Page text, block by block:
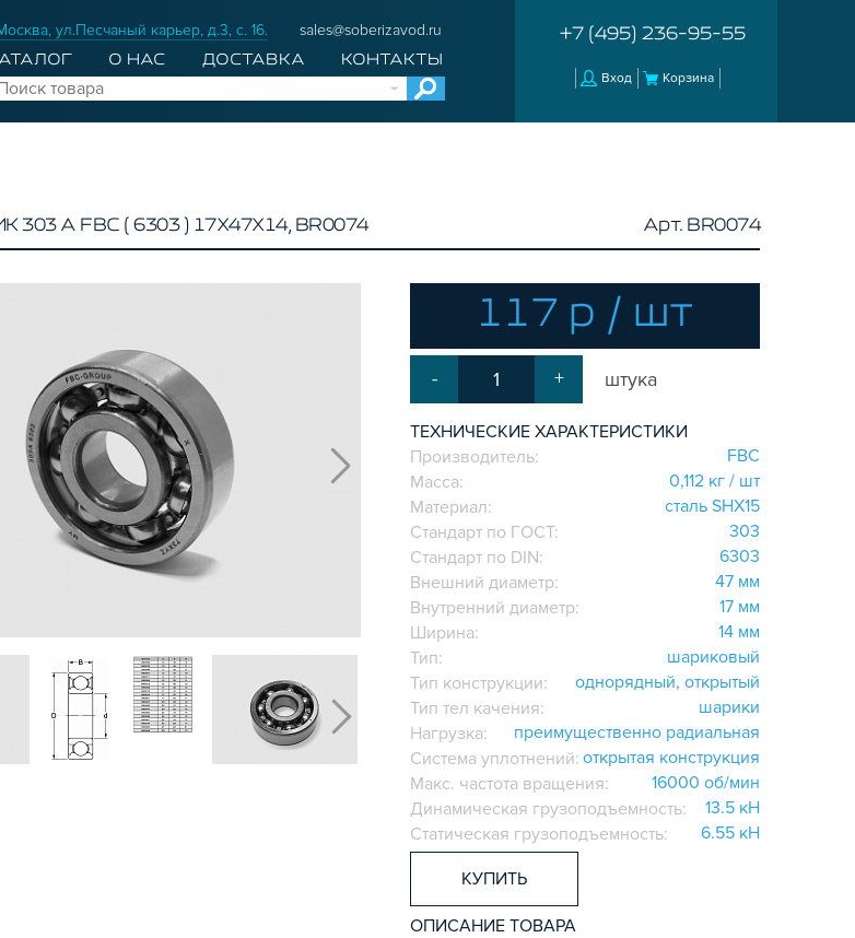
ул.Песчаный карьер, д.3, с. 16. sales@soberizavod.ru
О НАС ДОСТАВКА КОНТАКТЫ
+7 (495) 236-95-55
Вход Корзина
303 А FBC ( 6303 ) 17Х47Х14, BR0074 Арт. BR0074
117 р / шт
- + штука
ТЕХНИЧЕСКИЕ ХАРАКТЕРИСТИКИ
Производитель:
FBC
Масса:
0,112 кг / шт
Материал:
сталь SHX15
Стандарт по ГОСТ:
303
Стандарт по DIN:
6303
Внешний диаметр:
47 мм
Внутренний диаметр:
17 мм
Ширина:
14 мм
Тип:
шариковый
Тип конструкции:
однорядный, открытый
Тип тел качения:
шарики
Нагрузка:
преимущественно радиальная
Система уплотнений: открытая конструкция
Макс. частота вращения:
16000 об/мин
Динамическая грузоподъемность:
13.5 кН
Статическая грузоподъемность:
6.55 кН
КУПИТЬ
ОПИСАНИЕ ТОВАРА